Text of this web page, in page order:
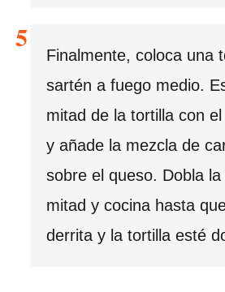
Finalmente, coloca una
sartén a fuego medio.
mitad de la tortilla con
y añade la mezcla de
sobre el queso. Dobla
mitad y cocina hasta
derrita y la tortilla esté